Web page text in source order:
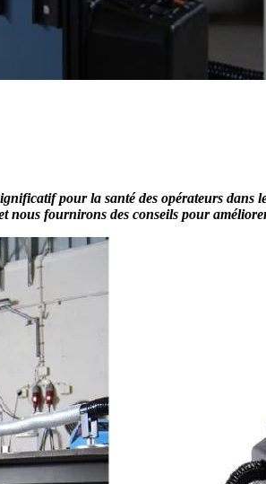
pour la santé des opérateurs
nous fournirons des conseils pour